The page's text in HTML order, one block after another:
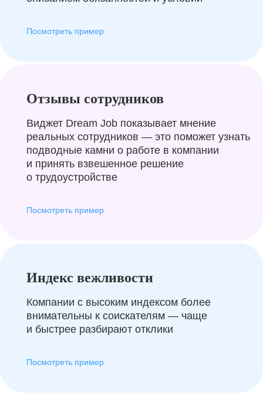
Посмотреть пример
Отзывы сотрудников
Виджет Dream Job показывает мнение
реальных сотрудников — это поможет узнать
подводные камни о работе в компании
и принять взвешенное решение
о трудоустройстве
Посмотреть пример
Индекс вежливости
Компании с высоким индексом более
внимательны к соискателям — чаще
и быстрее разбирают отклики
Посмотреть пример